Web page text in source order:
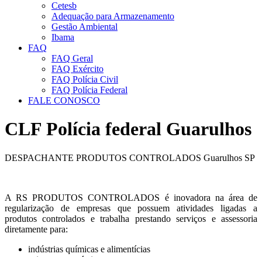
Cetesb
Adequação para Armazenamento
Gestão Ambiental
Ibama
FAQ
FAQ Geral
FAQ Exército
FAQ Polícia Civil
FAQ Polícia Federal
FALE CONOSCO
CLF Polícia federal Guarulhos
DESPACHANTE PRODUTOS CONTROLADOS Guarulhos SP
A RS PRODUTOS CONTROLADOS é inovadora na área de
regularização de empresas que possuem atividades ligadas a
produtos controlados e trabalha prestando serviços e assessoria
diretamente para:
indústrias químicas e alimentícias